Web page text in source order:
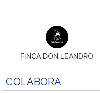
FINCA DON LEANDRO
COLABORA